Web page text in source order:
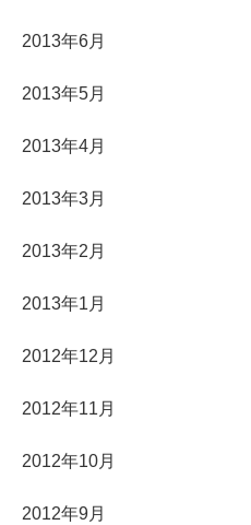
2013年6月
2013年5月
2013年4月
2013年3月
2013年2月
2013年1月
2012年12月
2012年11月
2012年10月
2012年9月